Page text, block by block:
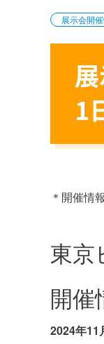
展示会開
1
＊開催情
東京
開
2024年11